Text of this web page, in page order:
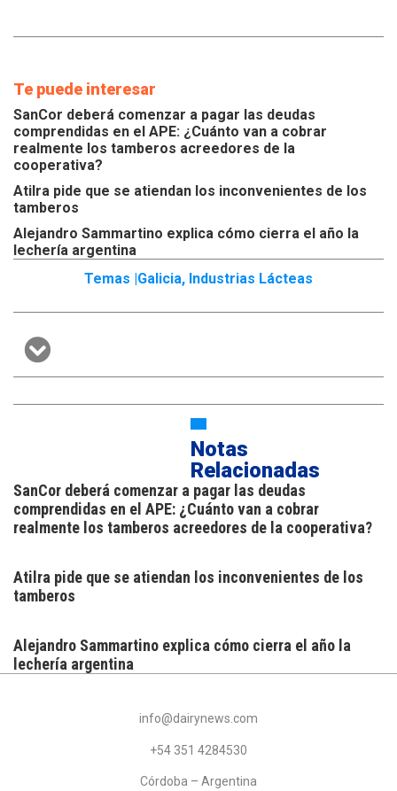
Te puede interesar
SanCor deberá comenzar a pagar las deudas
comprendidas en el APE: ¿Cuánto van a cobrar
realmente los tamberos acreedores de la
cooperativa?
Atilra pide que se atiendan los inconvenientes de los
tamberos
Alejandro Sammartino explica cómo cierra el año la
lechería argentina
Temas | Galicia, Industrias Lácteas
Notas
Relacionadas
SanCor deberá comenzar a pagar las deudas
comprendidas en el APE: ¿Cuánto van a cobrar
realmente los tamberos acreedores de la cooperativa?
Atilra pide que se atiendan los inconvenientes de los
tamberos
Alejandro Sammartino explica cómo cierra el año la
lechería argentina
info@dairynews.com
+54 351 4284530
Córdoba – Argentina